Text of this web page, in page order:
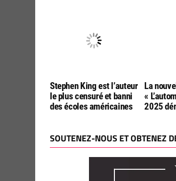
Stephen King est l’auteur
le plus censuré et banni
des écoles américaines
La
«
2025
SOUTENEZ-NOUS ET OBTENEZ